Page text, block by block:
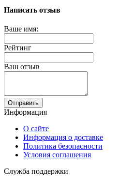
Написать отзыв
Ваше имя:
Рейтинг
Ваш отзыв
Отправить
Информация
О сайте
Информация о доставке
Политика безопасности
Условия соглашения
Служба поддержки